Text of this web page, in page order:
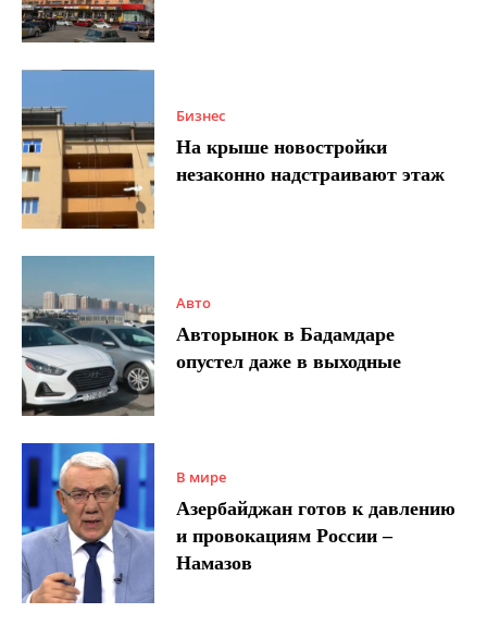
Бизнес
На крыше новостройки
незаконно надстраивают этаж
Авто
Авторынок в Бадамдаре
опустел даже в выходные
В мире
Азербайджан готов к давлению
и провокациям России –
Намазов